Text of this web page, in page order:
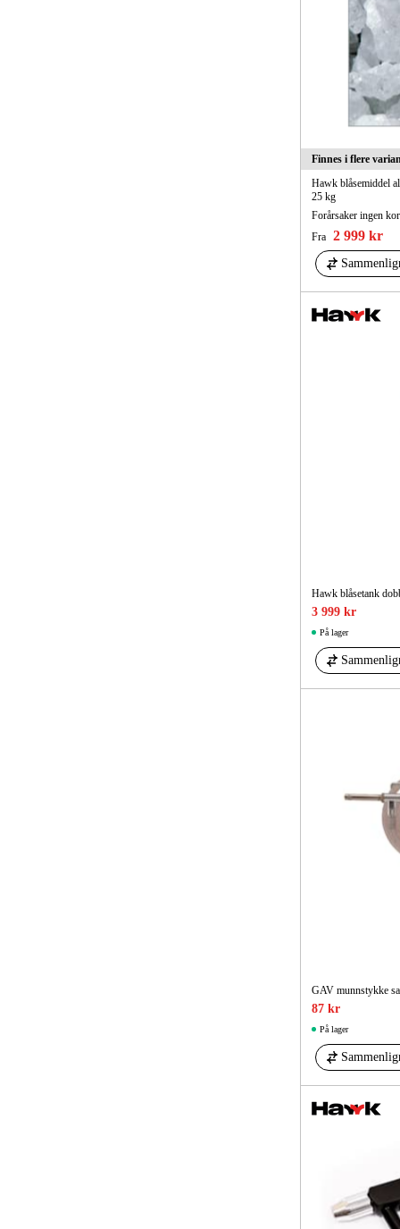
Finnes i flere
Hawk blåsemiddel
25 kg
Fra
2 999 kr
Hawk blåsetank
3 999 kr
På lager
GAV munnstykke
87 kr
På lager